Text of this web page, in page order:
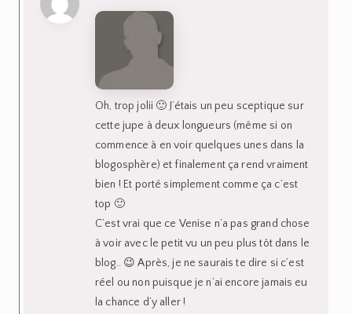
Oh, trop jolii 🙂 J’étais un peu sceptique sur
cette jupe à deux longueurs (même si on
commence à en voir quelques unes dans la
blogosphère) et finalement ça rend vraiment
bien ! Et porté simplement comme ça c’est
top 🙂
C’est vrai que ce Venise n’a pas grand chose
à voir avec le petit vu un peu plus tôt dans le
blog.. 😉 Après, je ne saurais te dire si c’est
réel ou non puisque je n’ai encore jamais eu
la chance d’y aller !